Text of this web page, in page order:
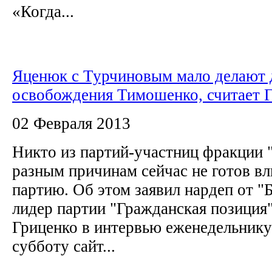
«Когда...
Яценюк с Турчиновым мало делают
освобождения Тимошенко, считает
02 Февраля 2013
Никто из партий-участниц фракции
разным причинам сейчас не готов
партию. Об этом заявил нардеп от
лидер партии "Гражданская
Гриценко в интервью
субботу сайт...